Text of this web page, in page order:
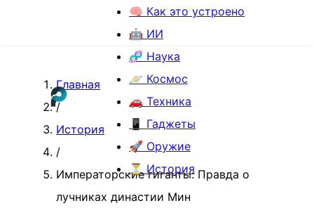
🧠 Как это устроено
🤖 ИИ
🧬 Наука
🪐 Космос
🚗 Техника
📱 Гаджеты
🚀 Оружие
⏳ История
Главная
/
История
/
Императорские гиганты: Правда о
лучниках династии Мин